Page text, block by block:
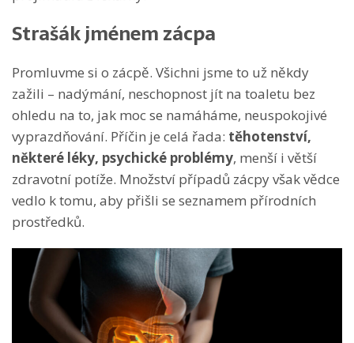
Strašák jménem zácpa
Promluvme si o zácpě. Všichni jsme to už někdy
zažili – nadýmání, neschopnost jít na toaletu bez
ohledu na to, jak moc se namáháme, neuspokojivé
vyprazdňování. Příčin je celá řada: těhotenství,
některé léky, psychické problémy, menší i větší
zdravotní potíže. Množství případů zácpy však vědce
vedlo k tomu, aby přišli se seznamem přírodních
prostředků.